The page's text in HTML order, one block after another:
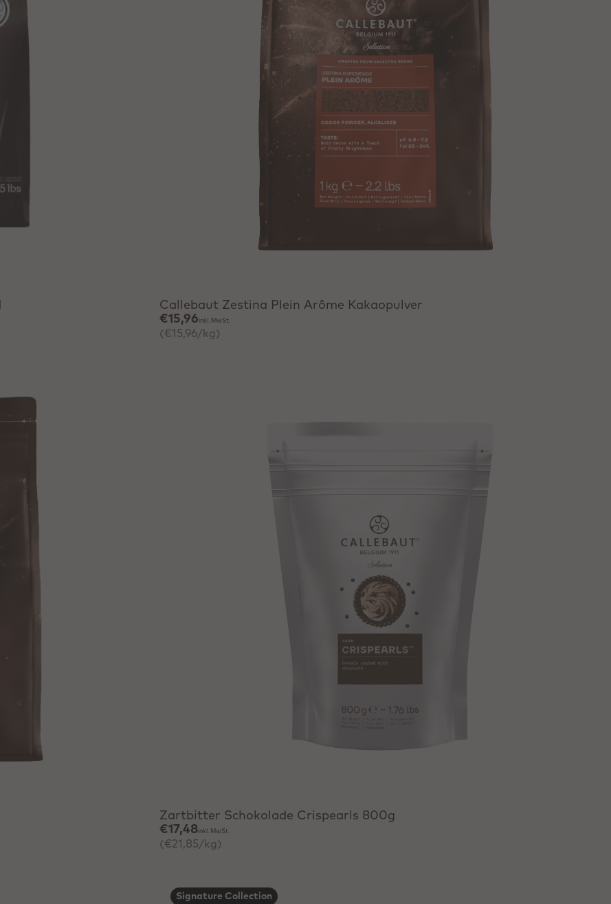
Callebaut Zestina Plein Arôme Kakaopulver
€15,96 inkl. MwSt.
(€15,96/kg)
Zartbitter Schokolade Crispearls 800g
€17,48inkl. MwSt.
(€21,85/kg)
Signature Collection